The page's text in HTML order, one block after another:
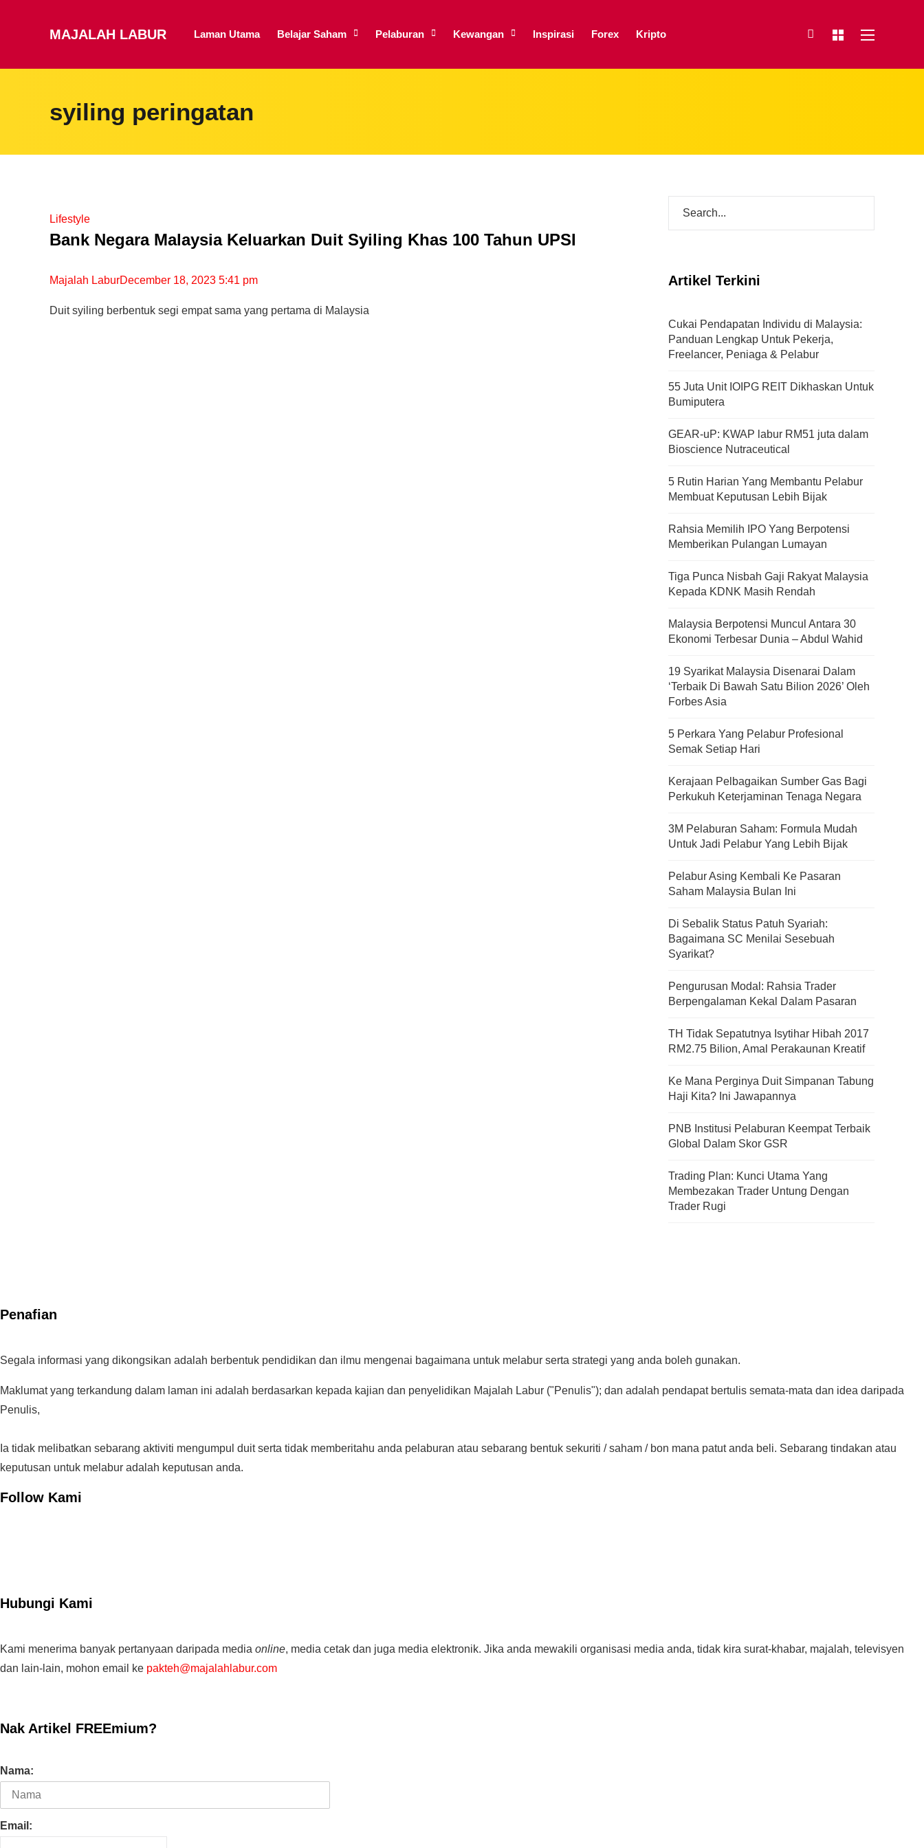
MAJALAH LABUR Laman Utama Belajar Saham Pelaburan Kewangan Inspirasi Forex Kripto
syiling peringatan
Lifestyle
Bank Negara Malaysia Keluarkan Duit Syiling Khas 100 Tahun UPSI
Majalah LaburDecember 18, 2023 5:41 pm
Duit syiling berbentuk segi empat sama yang pertama di Malaysia
Artikel Terkini
Cukai Pendapatan Individu di Malaysia:
Panduan Lengkap Untuk Pekerja,
Freelancer, Peniaga & Pelabur
55 Juta Unit IOIPG REIT Dikhaskan Untuk
Bumiputera
GEAR-uP: KWAP labur RM51 juta dalam
Bioscience Nutraceutical
5 Rutin Harian Yang Membantu Pelabur
Membuat Keputusan Lebih Bijak
Rahsia Memilih IPO Yang Berpotensi
Memberikan Pulangan Lumayan
Tiga Punca Nisbah Gaji Rakyat Malaysia
Kepada KDNK Masih Rendah
Malaysia Berpotensi Muncul Antara 30
Ekonomi Terbesar Dunia – Abdul Wahid
19 Syarikat Malaysia Disenarai Dalam
‘Terbaik Di Bawah Satu Bilion 2026’ Oleh
Forbes Asia
5 Perkara Yang Pelabur Profesional
Semak Setiap Hari
Kerajaan Pelbagaikan Sumber Gas Bagi
Perkukuh Keterjaminan Tenaga Negara
3M Pelaburan Saham: Formula Mudah
Untuk Jadi Pelabur Yang Lebih Bijak
Pelabur Asing Kembali Ke Pasaran
Saham Malaysia Bulan Ini
Di Sebalik Status Patuh Syariah:
Bagaimana SC Menilai Sesebuah
Syarikat?
Pengurusan Modal: Rahsia Trader
Berpengalaman Kekal Dalam Pasaran
TH Tidak Sepatutnya Isytihar Hibah 2017
RM2.75 Bilion, Amal Perakaunan Kreatif
Ke Mana Perginya Duit Simpanan Tabung
Haji Kita? Ini Jawapannya
PNB Institusi Pelaburan Keempat Terbaik
Global Dalam Skor GSR
Trading Plan: Kunci Utama Yang
Membezakan Trader Untung Dengan
Trader Rugi
Penafian
Segala informasi yang dikongsikan adalah berbentuk pendidikan dan ilmu mengenai bagaimana untuk melabur serta strategi yang anda boleh gunakan.
Maklumat yang terkandung dalam laman ini adalah berdasarkan kepada kajian dan penyelidikan Majalah Labur ("Penulis"); dan adalah pendapat bertulis semata-mata dan idea daripada
Penulis,
Ia tidak melibatkan sebarang aktiviti mengumpul duit serta tidak memberitahu anda pelaburan atau sebarang bentuk sekuriti / saham / bon mana patut anda beli. Sebarang tindakan atau
keputusan untuk melabur adalah keputusan anda.
Follow Kami
Hubungi Kami
Kami menerima banyak pertanyaan daripada media online, media cetak dan juga media elektronik. Jika anda mewakili organisasi media anda, tidak kira surat-khabar, majalah, televisyen
dan lain-lain, mohon email ke pakteh@majalahlabur.com
Nak Artikel FREEmium?
Nama:
Email:
Kenali Franchisee Disebalik
Family Mart
Apa Itu Fundamental Analysis
Yang Selalu Sifu Saham Sebut